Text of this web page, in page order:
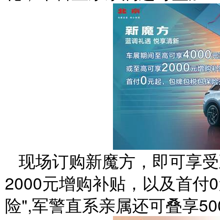
现场订购新魔方，即可享
2000元增购补贴，以及首付
险",军警直系亲属还可叠享